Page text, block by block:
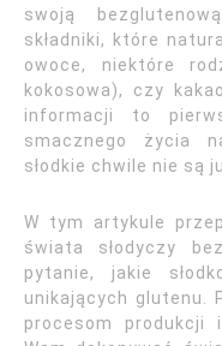
swoją
składniki, które
owoce, niektóre
kokosowa), czy
informacji to
smacznego życia
słodkie chwile nie są
W tym artykule
świata słodyczy
pytanie, jakie
unikających glutenu.
procesom produkcji